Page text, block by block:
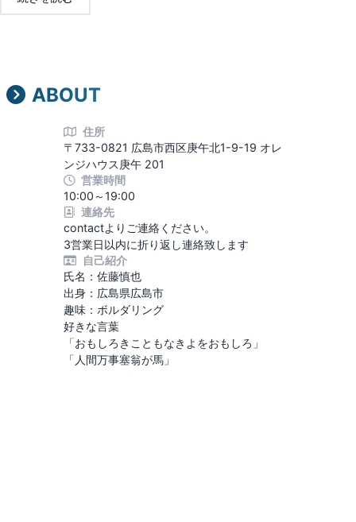
突
字
け
す
る？
ABOUT
住所
〒733-0821 広島市西区庚午北1-9-19 オレ
ンジハウス庚午 201
営業時間
10:00～19:00
連絡先
contactよりご連絡ください。
3営業日以内に折り返し連絡致します
自己紹介
氏名：佐藤慎也
出身：広島県広島市
趣味：ボルダリング
好きな言葉
「おもしろきこともなきよをおもしろ」
「人間万事塞翁が馬」